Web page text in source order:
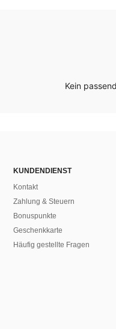
Kein
KUNDENDIENST
Kontakt
Zahlung & Steuern
Bonuspunkte
Geschenkkarte
Häufig gestellte Fragen